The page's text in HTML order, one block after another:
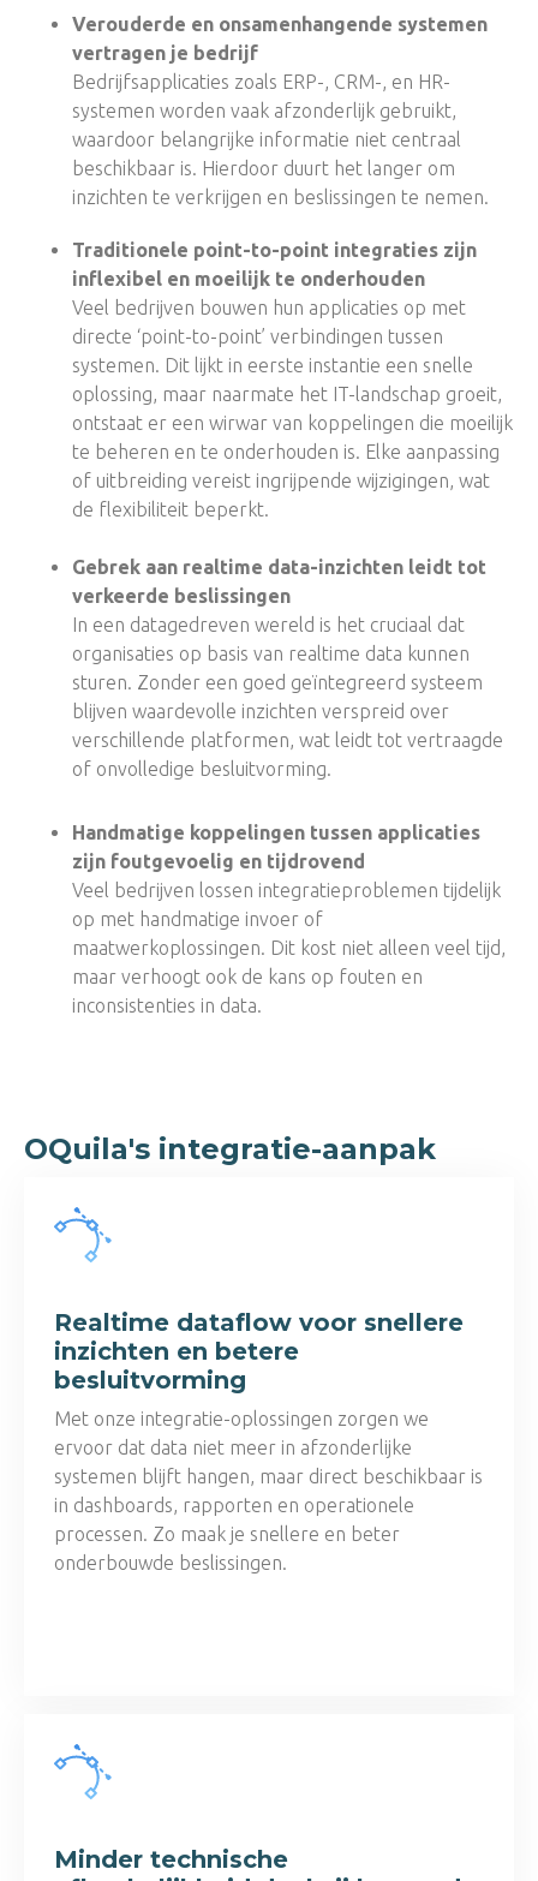
Verouderde en onsamenhangende systemen
vertragen je bedrijf
Bedrijfsapplicaties zoals ERP-, CRM-, en HR-
systemen worden vaak afzonderlijk gebruikt,
waardoor belangrijke informatie niet centraal
beschikbaar is. Hierdoor duurt het langer om
inzichten te verkrijgen en beslissingen te nemen.
Traditionele point-to-point integraties zijn
inflexibel en moeilijk te onderhouden
Veel bedrijven bouwen hun applicaties op met
directe ‘point-to-point’ verbindingen tussen
systemen. Dit lijkt in eerste instantie een snelle
oplossing, maar naarmate het IT-landschap groeit,
ontstaat er een wirwar van koppelingen die moeilijk
te beheren en te onderhouden is. Elke aanpassing
of uitbreiding vereist ingrijpende wijzigingen, wat
de flexibiliteit beperkt.
Gebrek aan realtime data-inzichten leidt tot
verkeerde beslissingen
In een datagedreven wereld is het cruciaal dat
organisaties op basis van realtime data kunnen
sturen. Zonder een goed geïntegreerd systeem
blijven waardevolle inzichten verspreid over
verschillende platformen, wat leidt tot vertraagde
of onvolledige besluitvorming.
Handmatige koppelingen tussen applicaties
zijn foutgevoelig en tijdrovend
Veel bedrijven lossen integratieproblemen tijdelijk
op met handmatige invoer of
maatwerkoplossingen. Dit kost niet alleen veel tijd,
maar verhoogt ook de kans op fouten en
inconsistenties in data.
OQuila's integratie-aanpak
Realtime dataflow voor snellere
inzichten en betere
besluitvorming
Met onze integratie-oplossingen zorgen we
ervoor dat data niet meer in afzonderlijke
systemen blijft hangen, maar direct beschikbaar is
in dashboards, rapporten en operationele
processen. Zo maak je snellere en beter
onderbouwde beslissingen.
Minder technische